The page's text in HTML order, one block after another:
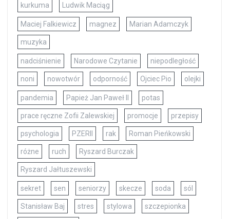
kurkuma Ludwik Maciąg
Maciej Falkiewicz magnez Marian Adamczyk
muzyka
nadciśnienie Narodowe Czytanie niepodległość
noni nowotwór odporność Ojciec Pio olejki
pandemia Papież Jan Paweł II potas
prace ręczne Zofii Zalewskiej promocje przepisy
psychologia PZERII rak Roman Pieńkowski
różne ruch Ryszard Burczak
Ryszard Jałtuszewski
sekret sen seniorzy skecze soda sól
Stanisław Baj stres stylowa szczepionka